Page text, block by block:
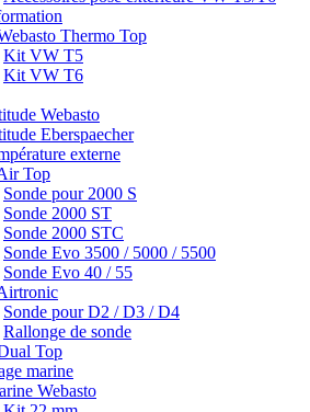
Thermo Top
Kit VW T5
Kit VW T6
Webasto
Eberspaecher
externe
Top
Sonde pour 2000 S
Sonde 2000 ST
Sonde 2000 STC
Sonde Evo 3500 / 5000 / 5500
Sonde Evo 40 / 55
Sonde pour D2 / D3 / D4
Rallonge de sonde
Top
marine
Webasto